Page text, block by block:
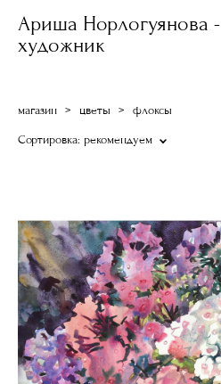
Ариша Норлогуянова -
художник
магазин > цветы > флоксы
Сортировка: рекомендуем